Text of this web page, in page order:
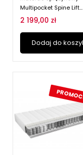
Multipocket Spine Lift...
2 199,00 zł
Dodaj do